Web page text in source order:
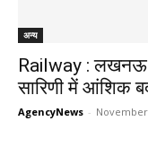
अन्य
Railway : लखनऊ
सारिणी में आंशिक
AgencyNews - November